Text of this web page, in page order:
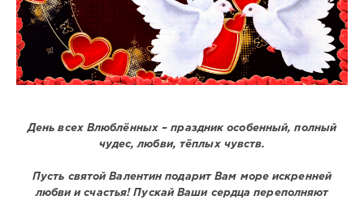
День всех Влюблённых – праздник особенный, полный
чудес, любви, тёплых чувств.
Пусть святой Валентин подарит Вам море искренней
любви и счастья! Пускай Ваши сердца переполняют